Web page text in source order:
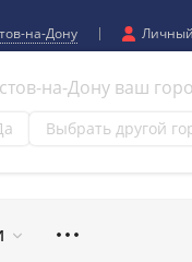
на-Дону
на-Дону ваш
Выбрать другой